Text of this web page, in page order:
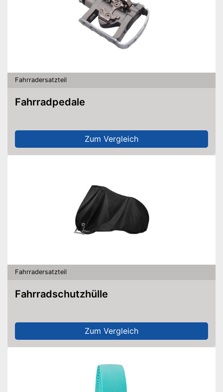
Fahrradersatzteil
Fahrradpedale
Zum Vergleich
Fahrradersatzteil
Fahrradschutzhülle
Zum Vergleich